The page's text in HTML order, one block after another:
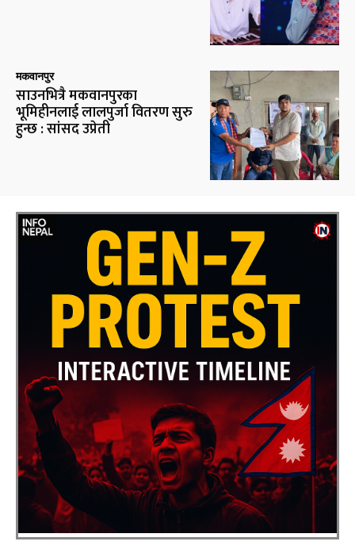
मकवानपुर
साउनभित्रै मकवानपुरका
भूमिहीनलाई लालपुर्जा वितरण सुरु
हुन्छ : सांसद उप्रेती